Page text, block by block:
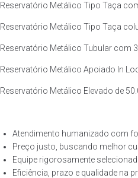
Reservatório Metálico Tipo Taça
Reservatório Metálico Tipo Taça
Reservatório Metálico Tubular com
Reservatório Metálico Apoiado In
Reservatório Metálico Elevado de
Atendimento humanizado com
Preço justo, buscando melhor
Equipe rigorosamente
Eficiência, prazo e qualidade na